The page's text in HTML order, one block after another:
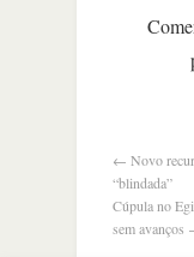
← Novo
“blindada”
Cúpula no
sem avanços